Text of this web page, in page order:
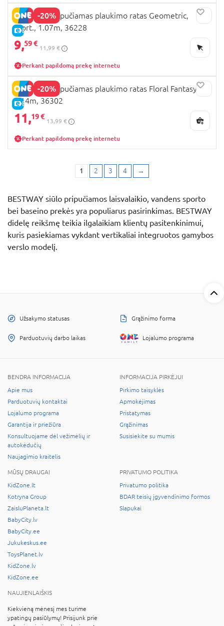
-20%
E-KAINA
BESTWAY pripučiamas plaukimo ratas Geometric,
asort., 1.07m, 36228
9,59 €
11,99 €
Perkant papildomą prekę internetu
-20%
E-KAINA
BESTWAY pripučiamas plaukimo ratas Floral Fantasy,
1.14m, 36302
11,19 €
13,99 €
Perkant papildomą prekę internetu
1 2 3 4 →
BESTWAY siūlo pripučiamos laisvalaikio, vandens sporto
bei baseino prekės yra populiarus pasirinkimas. BESTWAY
didelę reikšmę teikia ilgalaikiam klientų pasitenkinimui,
kuris pasiekiamas vykdant vertikaliai integruotos gamybos
verslo modelį.
Užsakymo statusas Grąžinimo forma
Parduotuvių darbo laikas Lojalumo programa
BENDRA INFORMACIJA
Apie mus
Parduotuvių kontaktai
Lojalumo programa
Garantija ir priežiūra
Konsultuojame dėl vežimėlių ir
autokėdučių
Naujagimio kraitelis
INFORMACIJA PIRKĖJUI
Pirkimo taisyklės
Apmokėjimas
Pristatymas
Grąžinimas
Susisiekite su mumis
MŪSŲ DRAUGAI
KidZone.lt
Kotryna Group
ZaisluPlaneta.lt
BabyCity.lv
BabyCity.ee
Jukukeskus.ee
ToysPlanet.lv
KidZone.lv
KidZone.ee
PRIVATUMO POLITIKA
Privatumo politika
BDAR teisių įgyvendinimo formos
Slapukai
NAUJIENLAIŠKIS
Kiekvieną mėnesį mes turime
ypatingų pasiūlymų! Prisijunk prie